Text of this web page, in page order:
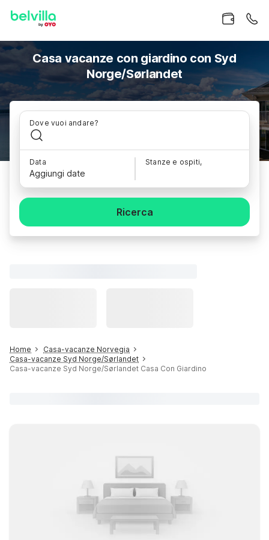
Casa vacanze con giardino con Syd
Norge/Sørlandet
Dove vuoi andare?
Data
Aggiungi date
Stanze e ospiti,
Ricerca
Home
Casa-vacanze Norvegia
Casa-vacanze Syd Norge/Sørlandet
Casa-vacanze Syd Norge/Sørlandet Casa Con Giardino